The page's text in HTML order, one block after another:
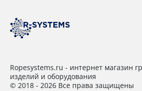
Ropesystems.ru - интернет магазин
изделий и оборудования
© 2018 - 2026 Все права защищены